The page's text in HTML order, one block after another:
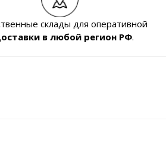
склады для оперативной
в любой регион РФ.